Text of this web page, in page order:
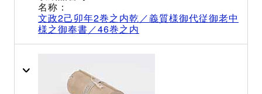
文政2己卯年2巻之内乾／義質様御代従御老中
様之御奉書／46巻之内